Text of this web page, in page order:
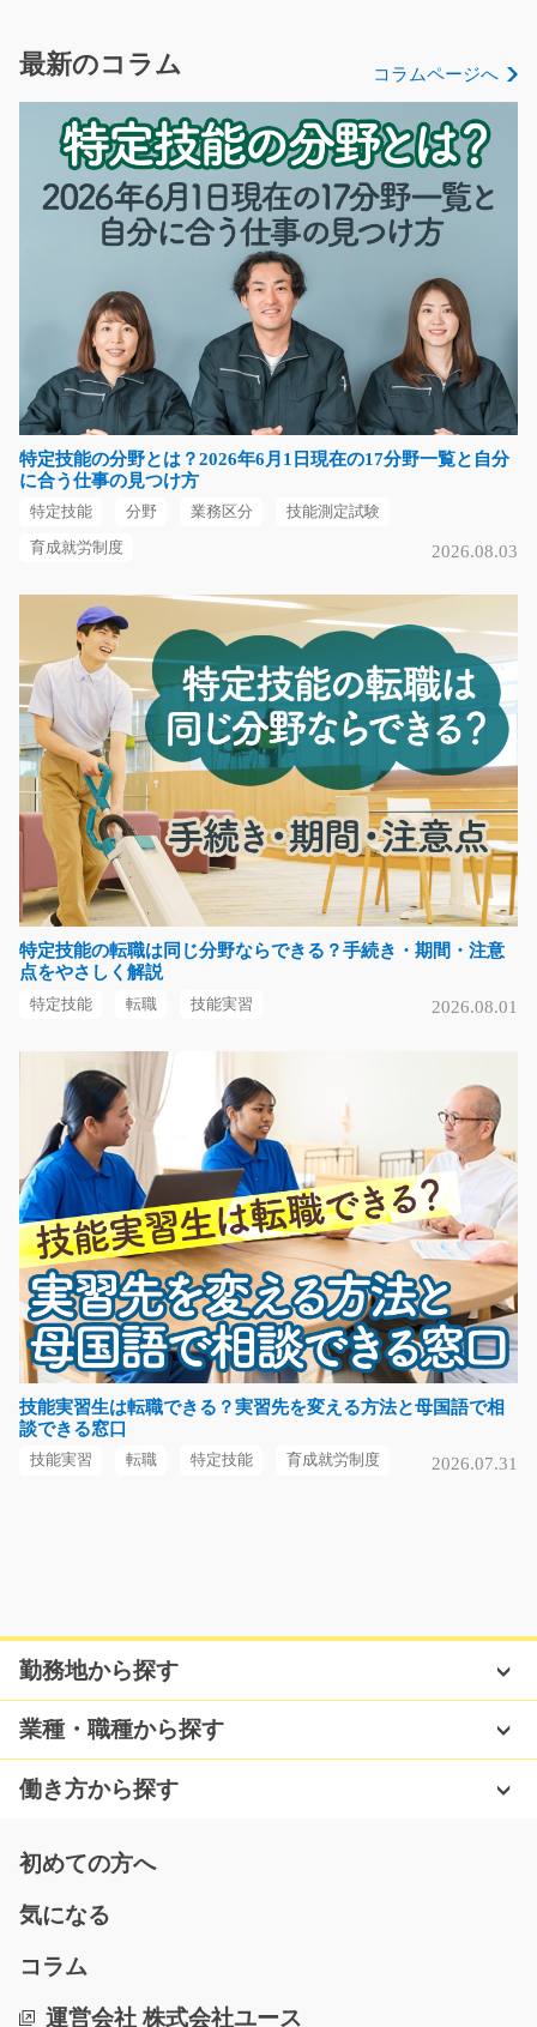
いるか、機械を通…
時給1200円
愛知県江南市
気になる
スポンジ製品を丸めて袋詰めやテープ貼り/g02_00
マットレスなどのスポンジ製品を丸めて袋詰めやテープ
貼り作業◇未経験から…
長期（3ヶ月以上）
時給1200円～
埼玉県川越市
農林業用機械部品の組立/y03_01296
金属部品の組立のお仕事！！メインへの補給部品の組立
なので難しい作業は…
長期（3ヶ月以上）
時給1200円～
福岡県うきは市
気になる
倉庫でカンタンピッキング★玉掛け必須！/i02_00
957
使用される鉄板等を…
長期（3ヶ月以上）
時給1300円～
大阪府大阪市大正区
気になる
プラスチック部品の組立・箱詰めなどの作業/y02_
01453
急募
アミューズメント機器に使われる外側・内側の プラスチ
ック部分の組立や…
長期（3ヶ月以上）
時給1100円
車の部品にシールを貼りつけるだけ/i02_00078
女性スタッフさん活躍中♪残業ナシで土日祝休みでプライ
ベートも充実★未経…
長期（3ヶ月以上）
時給1050円～
奈良県大和郡山市
粒上の材料に指定されたカラー入れ作業/i01_0100
最新のコラム コラムページへ
特定技能の分野とは？2026年6月1日現在の17分野一覧と自分
に合う仕事の見つけ方
特定技能 分野 業務区分 技能測定試験
育成就労制度 2026.08.03
特定技能の転職は同じ分野ならできる？手続き・期間・注意
点をやさしく解説
特定技能 転職 技能実習 2026.08.01
技能実習生は転職できる？実習先を変える方法と母国語で相
談できる窓口
技能実習 転職 特定技能 育成就労制度 2026.07.31
勤務地から探す
業種・職種から探す
働き方から探す
初めての方へ
気になる
コラム
運営会社 株式会社ユース